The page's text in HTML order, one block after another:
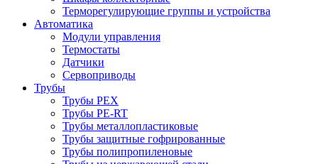
Терморегулирующие группы и устройства
Автоматика
Модули управления
Термостаты
Датчики
Сервоприводы
Трубы
Трубы PEX
Трубы PE-RT
Трубы металлопластиковые
Трубы защитные гофрированные
Трубы полипропиленовые